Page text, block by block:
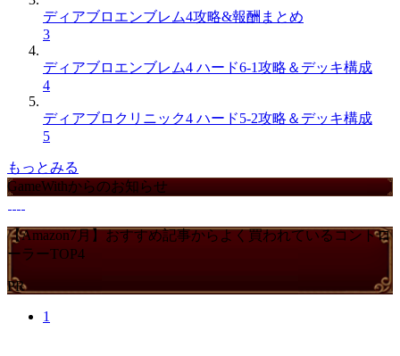
ディアブロエンブレム4攻略&報酬まとめ
3
ディアブロエンブレム4 ハード6-1攻略＆デッキ構成
4
ディアブロクリニック4 ハード5-2攻略＆デッキ構成
5
もっとみる
GameWithからのお知らせ
【Amazon7月】おすすめ記事からよく買われているコントロ
ーラーTOP4
PR
1